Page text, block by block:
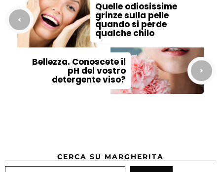
Quelle odiosissime
grinze sulla pelle
quando si perde
qualche chilo
Bellezza. Conoscete il
pH del vostro
detergente viso?
CERCA SU MARGHERITA